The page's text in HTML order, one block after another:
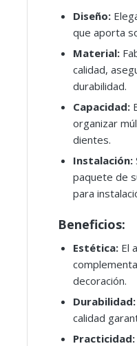
Diseño:
que aporta
Material:
calidad,
durabilidad.
Capacidad:
organizar
dientes.
Instalación:
paquete de
para
Beneficios:
Estética: El
decoración.
Durabilidad:
calidad
Practicidad: